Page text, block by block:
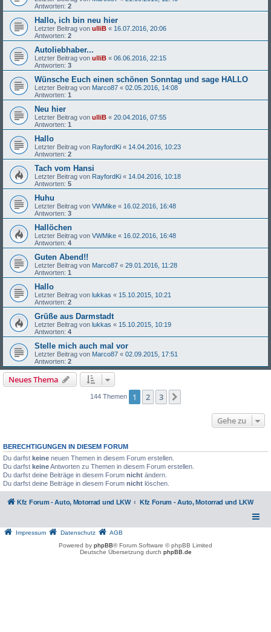
Antworten: 2
Hallo, ich bin neu hier
Letzter Beitrag von ulliB « 16.07.2016, 20:06
Antworten: 2
Autoliebhaber...
Letzter Beitrag von ulliB « 06.06.2016, 22:15
Antworten: 3
Wünsche Euch einen schönen Sonntag und sage HALLO
Letzter Beitrag von Marco87 « 02.05.2016, 14:08
Antworten: 1
Neu hier
Letzter Beitrag von ulliB « 20.04.2016, 07:55
Antworten: 1
Hallo
Letzter Beitrag von RayfordKi « 14.04.2016, 10:23
Antworten: 2
Tach vom Hansi
Letzter Beitrag von RayfordKi « 14.04.2016, 10:18
Antworten: 5
Huhu
Letzter Beitrag von VWMike « 16.02.2016, 16:48
Antworten: 3
Hallöchen
Letzter Beitrag von VWMike « 16.02.2016, 16:48
Antworten: 4
Guten Abend!!
Letzter Beitrag von Marco87 « 29.01.2016, 11:28
Antworten: 1
Hallo
Letzter Beitrag von lukkas « 15.10.2015, 10:21
Antworten: 2
Grüße aus Darmstadt
Letzter Beitrag von lukkas « 15.10.2015, 10:19
Antworten: 4
Stelle mich auch mal vor
Letzter Beitrag von Marco87 « 02.09.2015, 17:51
Antworten: 2
Neues Thema
144 Themen 1 2 3
Gehe zu
BERECHTIGUNGEN IN DIESEM FORUM
Du darfst keine neuen Themen in diesem Forum erstellen.
Du darfst keineAntworten zu Themen in diesem Forum erstellen.
Du darfst deine Beiträge in diesem Forum nicht ändern.
Du darfst deine Beiträge in diesem Forum nicht löschen.
Kfz Forum - Auto, Motorrad und LKW Kfz Forum - Auto, Motorrad und LKW
Impressum Datenschutz
AGB
Powered by phpBB® Forum Software © phpBB Limited
Deutsche Übersetzung durch phpBB.de